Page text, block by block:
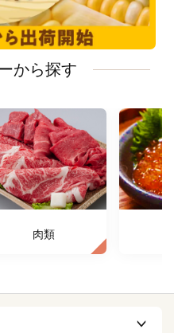
から探す
肉類